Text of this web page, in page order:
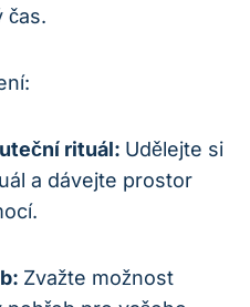
čas.
rituál: Udělejte si
a dávejte prostor
Zvažte možnost